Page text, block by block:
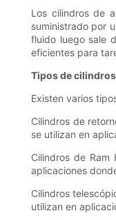
Los cilindros de
suministrado por
fluido luego sale
eficientes para
Tipos de
Existen varios
Cilindros de
se utilizan en
Cilindros de
aplicaciones
Cilindros
utilizan en